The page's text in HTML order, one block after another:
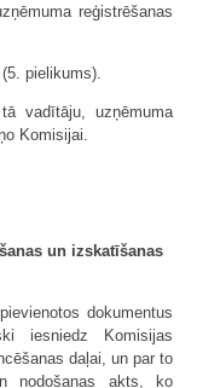
reģistrēšanas
pielikums).
vadītāju, uzņēmuma
Komisijai.
un izskatīšanas
dokumentus
iesniedz Komisijas
daļai, un par to
nodošanas akts, ko